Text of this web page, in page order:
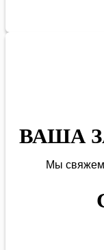
ВАША
Мы